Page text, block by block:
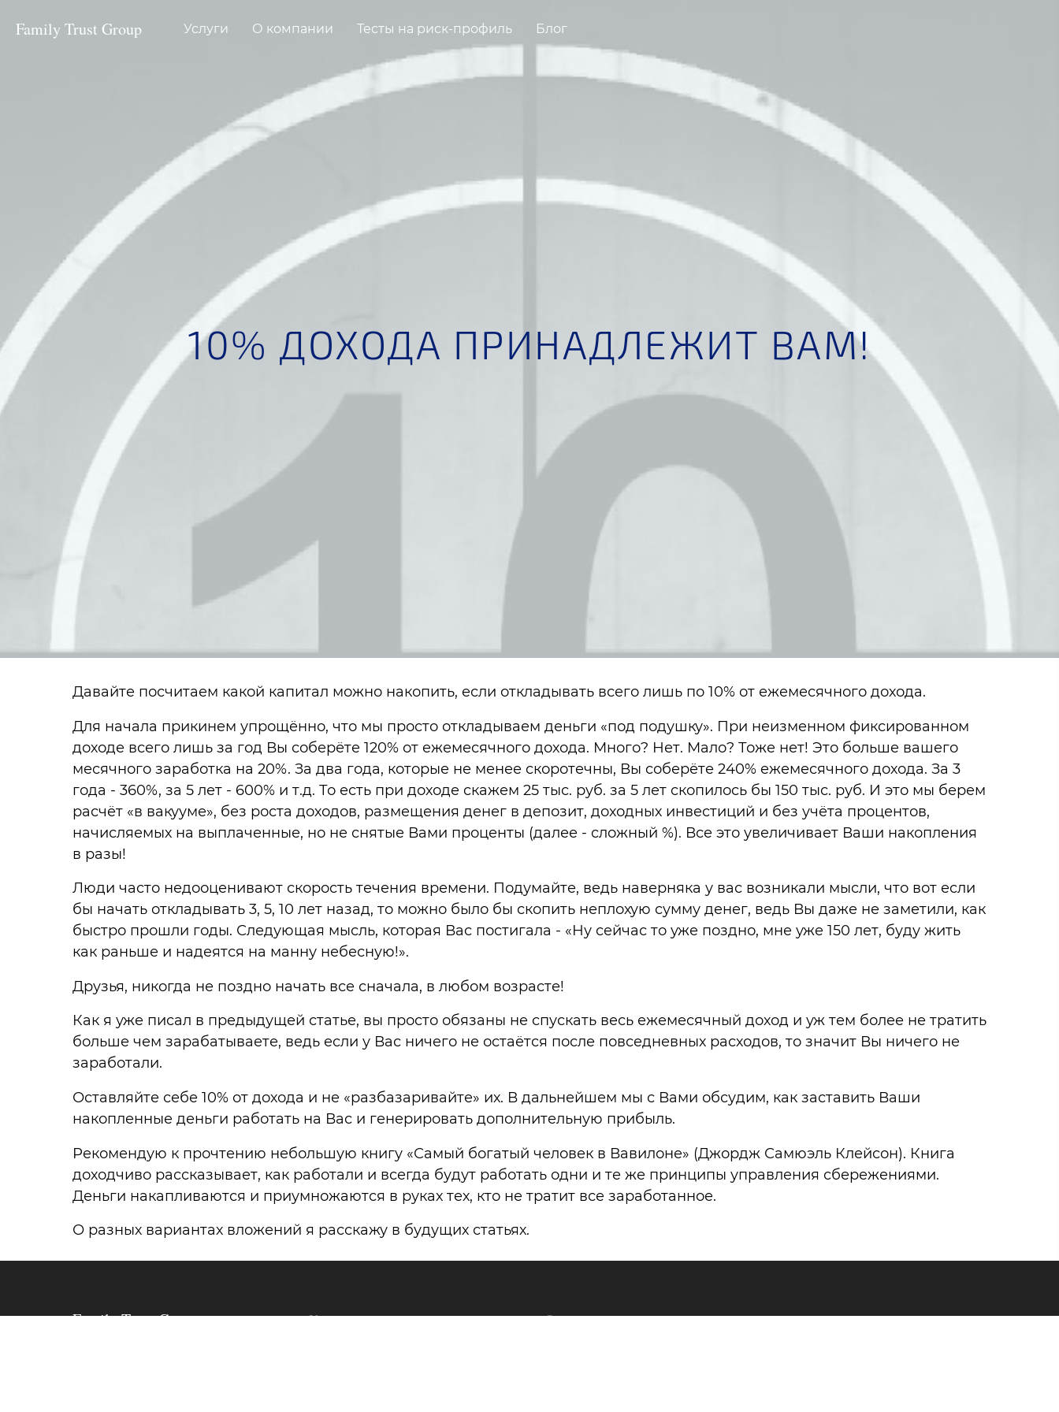
Family Trust Group Услуги О компании Тесты на риск-профиль Блог
10% ДОХОДА ПРИНАДЛЕЖИТ ВАМ!
Давайте посчитаем какой капитал можно накопить, если откладывать всего лишь по 10% от ежемесячного дохода.
Для начала прикинем упрощённо, что мы просто откладываем деньги «под подушку». При неизменном фиксированном
доходе всего лишь за год Вы соберёте 120% от ежемесячного дохода. Много? Нет. Мало? Тоже нет! Это больше вашего
месячного заработка на 20%. За два года, которые не менее скоротечны, Вы соберёте 240% ежемесячного дохода. За 3
года - 360%, за 5 лет - 600% и т.д. То есть при доходе скажем 25 тыс. руб. за 5 лет скопилось бы 150 тыс. руб. И это мы берем
расчёт «в вакууме», без роста доходов, размещения денег в депозит, доходных инвестиций и без учёта процентов,
начисляемых на выплаченные, но не снятые Вами проценты (далее - сложный %). Все это увеличивает Ваши накопления
в разы!
Люди часто недооценивают скорость течения времени. Подумайте, ведь наверняка у вас возникали мысли, что вот если
бы начать откладывать 3, 5, 10 лет назад, то можно было бы скопить неплохую сумму денег, ведь Вы даже не заметили, как
быстро прошли годы. Следующая мысль, которая Вас постигала - «Ну сейчас то уже поздно, мне уже 150 лет, буду жить
как раньше и надеятся на манну небесную!».
Друзья, никогда не поздно начать все сначала, в любом возрасте!
Как я уже писал в предыдущей статье, вы просто обязаны не спускать весь ежемесячный доход и уж тем более не тратить
больше чем зарабатываете, ведь если у Вас ничего не остаётся после повседневных расходов, то значит Вы ничего не
заработали.
Оставляйте себе 10% от дохода и не «разбазаривайте» их. В дальнейшем мы с Вами обсудим, как заставить Ваши
накопленные деньги работать на Вас и генерировать дополнительную прибыль.
Рекомендую к прочтению небольшую книгу «Самый богатый человек в Вавилоне» (Джордж Самюэль Клейсон). Книга
доходчиво рассказывает, как работали и всегда будут работать одни и те же принципы управления сбережениями.
Деньги накапливаются и приумножаются в руках тех, кто не тратит все заработанное.
О разных вариантах вложений я расскажу в будущих статьях.
Family Trust Group Услуги О компании